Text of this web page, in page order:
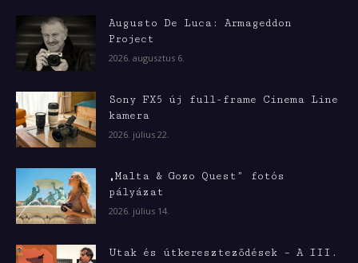
Augusto De Luca: Armageddon
Project
2026. augusztus 6.
Sony FX5 új full-frame Cinema Line
kamera
2026. július 22.
„Malta & Gozo Quest” fotós
pályázat
2026. július 14.
Utak és útkereszteződések – A III.